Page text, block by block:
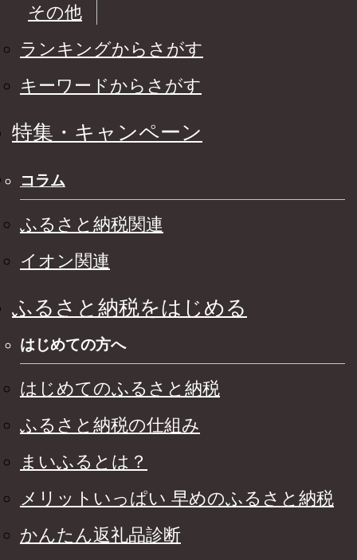
その他
ランキングからさがす
キーワードからさがす
特集・キャンペーン
コラム
ふるさと納税関連
イオン関連
ふるさと納税をはじめる
はじめての方へ
はじめてのふるさと納税
ふるさと納税の仕組み
まいふるとは？
メリットいっぱい 早めのふるさと納税
かんたん返礼品診断